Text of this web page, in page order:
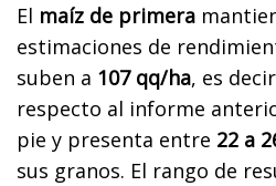
El maíz de primera
estimaciones de
suben a 107 qq/ha, es
respecto al informe
pie y presenta entre 22 a
sus granos. El rango de